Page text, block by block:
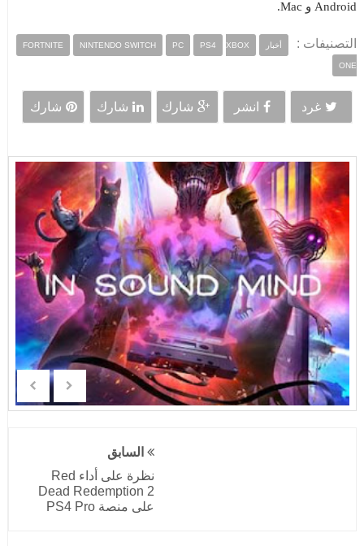
Android و Mac.
التصنيفات : أخبار FORTNITE NINTENDO SWITCH PC PS4 XBOX
ONE
غرد انشر شارك شارك شارك
السابق
نظرة على أداء Red
Dead Redemption 2
على منصة PS4 Pro